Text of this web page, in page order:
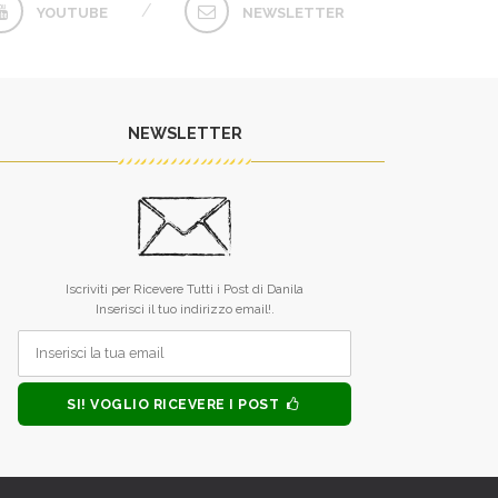
YOUTUBE NEWSLETTER
L’unico difetto dei tuoi libri è che
MONICA ALLEGRUCCI
NEWSLETTER
Iscriviti per Ricevere Tutti i Post di Danila
Inserisci il tuo indirizzo email!.
SI! VOGLIO RICEVERE I POST